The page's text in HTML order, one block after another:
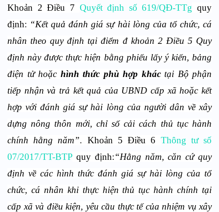
Khoản 2 Điều 7 Quyết định số 619/QĐ-TTg quy
định: “Kết quả đánh giá sự hài lòng của tổ chức, cá
nhân theo quy định tại điểm đ khoản 2 Điều 5 Quy
định này được thực hiện bằng phiếu lấy ý kiến, bảng
điện tử hoặc hình thức phù hợp kháctại Bộ phận
tiếp nhận và trả kết quả của UBND cấp xã hoặc kết
hợp với đánh giá sự hài lòng của người dân về xây
dựng nông thôn mới, chỉ số cải cách thủ tục hành
chính hằng năm”. Khoản 5 Điều 6 Thông tư số
07/2017/TT-BTP quy định:“Hằng năm, căn cứ quy
định về các hình thức đánh giá sự hài lòng của tổ
chức, cá nhân khi thực hiện thủ tục hành chính tại
cấp xã và điều kiện, yêu cầu thực tế của nhiệm vụ xây